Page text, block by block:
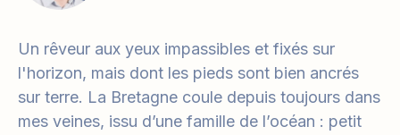
Un rêveur aux yeux impassibles et fixés sur
l'horizon, mais dont les pieds sont bien ancrés
sur terre. La Bretagne coule depuis toujours dans
mes veines, issu d’une famille de l’océan : petit